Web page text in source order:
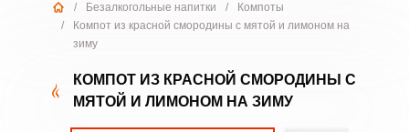
/ Безалкогольные напитки /
Компоты
/
Компот из красной смородины с мятой и лимоном на
зиму
КОМПОТ ИЗ КРАСНОЙ СМОРОДИНЫ С
МЯТОЙ И ЛИМОНОМ НА ЗИМУ